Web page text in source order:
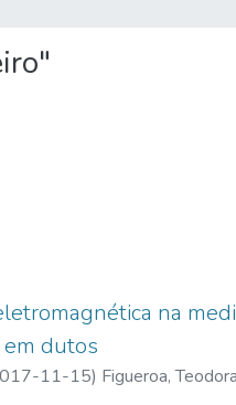
na
dutos
11-15) Figueroa,